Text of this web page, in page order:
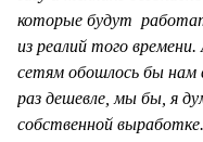
которые будут
из реалий того времени.
сетям обошлось бы нам
раз дешевле, мы бы, я
собственной